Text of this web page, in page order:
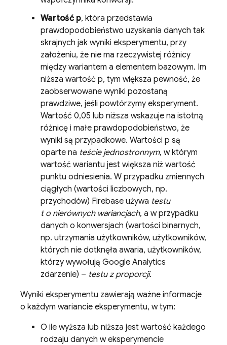
Wartość p, która przedstawia
prawdopodobieństwo uzyskania danych tak
skrajnych jak wyniki eksperymentu, przy
założeniu, że nie ma rzeczywistej różnicy
między wariantem a elementem bazowym. Im
niższa wartość p, tym większa pewność, że
zaobserwowane wyniki pozostaną
prawdziwe, jeśli powtórzymy eksperyment.
Wartość 0,05 lub niższa wskazuje na istotną
różnicę i małe prawdopodobieństwo, że
wyniki są przypadkowe. Wartości p są
oparte na teście jednostronnym, w którym
wartość wariantu jest większa niż wartość
punktu odniesienia. W przypadku zmiennych
ciągłych (wartości liczbowych, np.
przychodów) Firebase używa testu
t o nierównych wariancjach, a w przypadku
danych o konwersjach (wartości binarnych,
np. utrzymania użytkowników, użytkowników,
których nie dotknęła awaria, użytkowników,
którzy wywołują Google Analytics
zdarzenie) – testu z proporcji.
Wyniki eksperymentu zawierają ważne informacje
o każdym wariancie eksperymentu, w tym:
O ile wyższa lub niższa jest wartość każdego
rodzaju danych w eksperymencie